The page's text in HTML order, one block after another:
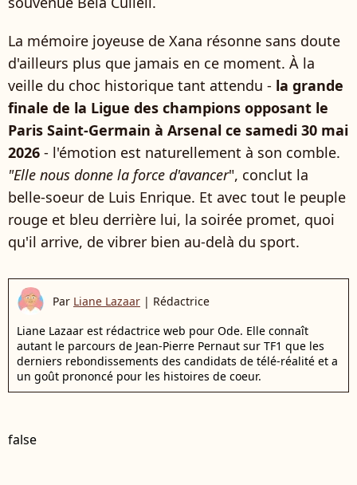
La mémoire joyeuse de Xana résonne sans doute
d'ailleurs plus que jamais en ce moment. À la
veille du choc historique tant attendu - la grande
finale de la Ligue des champions opposant le
Paris Saint-Germain à Arsenal ce samedi 30 mai
2026 - l'émotion est naturellement à son comble.
"Elle nous donne la force d'avancer", conclut la
belle-soeur de Luis Enrique. Et avec tout le peuple
rouge et bleu derrière lui, la soirée promet, quoi
qu'il arrive, de vibrer bien au-delà du sport.
Par Liane Lazaar | Rédactrice
Liane Lazaar est rédactrice web pour Ode. Elle connaît
autant le parcours de Jean-Pierre Pernaut sur TF1 que les
derniers rebondissements des candidats de télé-réalité et a
un goût prononcé pour les histoires de coeur.
false